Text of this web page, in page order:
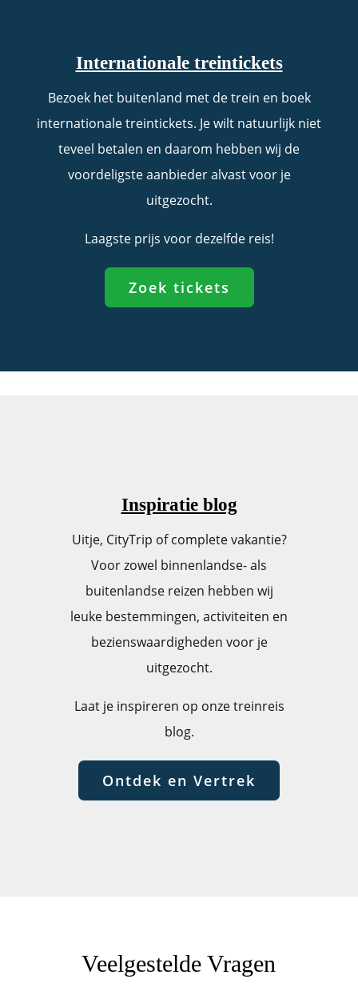
Internationale treintickets
Bezoek het buitenland met de trein en boek
internationale treintickets. Je wilt natuurlijk niet
teveel betalen en daarom hebben wij de
voordeligste aanbieder alvast voor je
uitgezocht.
Laagste prijs voor dezelfde reis!
Zoek tickets
Inspiratie blog
Uitje, CityTrip of complete vakantie?
Voor zowel binnenlandse- als
buitenlandse reizen hebben wij
leuke bestemmingen, activiteiten en
bezienswaardigheden voor je
uitgezocht.
Laat je inspireren op onze treinreis
blog.
Ontdek en Vertrek
Veelgestelde Vragen